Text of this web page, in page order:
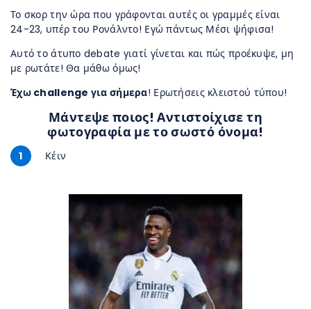
Το σκορ την ώρα που γράφονται αυτές οι γραμμές είναι
24-23, υπέρ του Ρονάλντο! Εγώ πάντως Μέσι ψήφισα!
Αυτό το άτυπο debate γιατί γίνεται και πώς προέκυψε, μη
με ρωτάτε! Θα μάθω όμως!
Έχω challenge για σήμερα! Ερωτήσεις κλειστού τύπου!
Μάντεψε ποιος! Αντιστοίχισε τη
φωτογραφία με το σωστό όνομα!
1 Κέιν